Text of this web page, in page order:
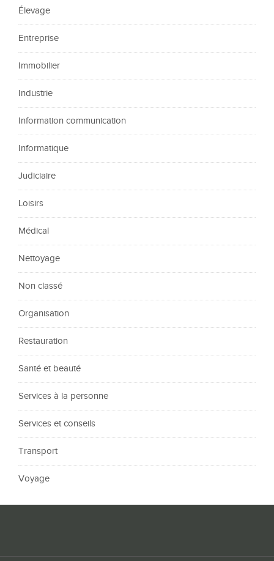
Élevage
Entreprise
Immobilier
Industrie
Information communication
Informatique
Judiciaire
Loisirs
Médical
Nettoyage
Non classé
Organisation
Restauration
Santé et beauté
Services à la personne
Services et conseils
Transport
Voyage